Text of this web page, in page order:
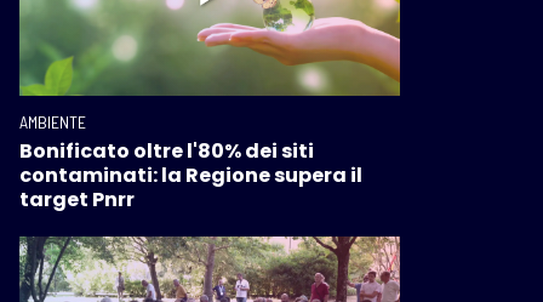
AMBIENTE
Bonificato oltre l'80% dei siti
contaminati: la Regione supera il
target Pnrr